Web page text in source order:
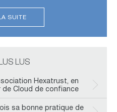
SUITE
LUS
Hexatrust, en
Cloud de confiance
sa bonne pratique de